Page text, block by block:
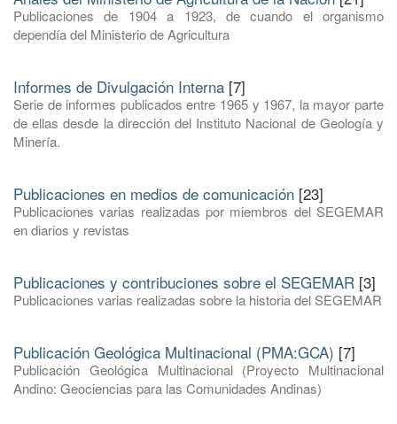
Publicaciones de 1904 a 1923, de cuando el organismo
dependía del Ministerio de Agricultura
Informes de Divulgación Interna [7]
Serie de informes publicados entre 1965 y 1967, la mayor parte
de ellas desde la dirección del Instituto Nacional de Geología y
Minería.
Publicaciones en medios de comunicación [23]
Publicaciones varias realizadas por miembros del SEGEMAR
en diarios y revistas
Publicaciones y contribuciones sobre el SEGEMAR [3]
Publicaciones varias realizadas sobre la historia del SEGEMAR
Publicación Geológica Multinacional (PMA:GCA) [7]
Publicación Geológica Multinacional (Proyecto Multinacional
Andino: Geociencias para las Comunidades Andinas)